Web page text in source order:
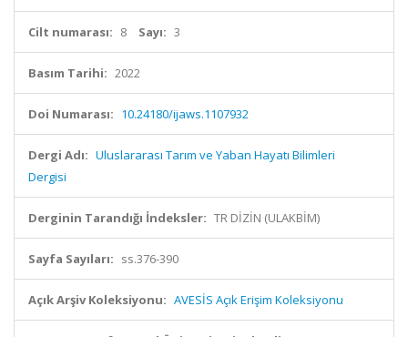
Cilt numarası: 8 Sayı: 3
Basım Tarihi: 2022
Doi Numarası: 10.24180/ijaws.1107932
Dergi Adı: Uluslararası Tarım ve Yaban Hayatı Bilimleri
Dergisi
Derginin Tarandığı İndeksler: TR DİZİN (ULAKBİM)
Sayfa Sayıları: ss.376-390
Açık Arşiv Koleksiyonu: AVESİS Açık Erişim Koleksiyonu